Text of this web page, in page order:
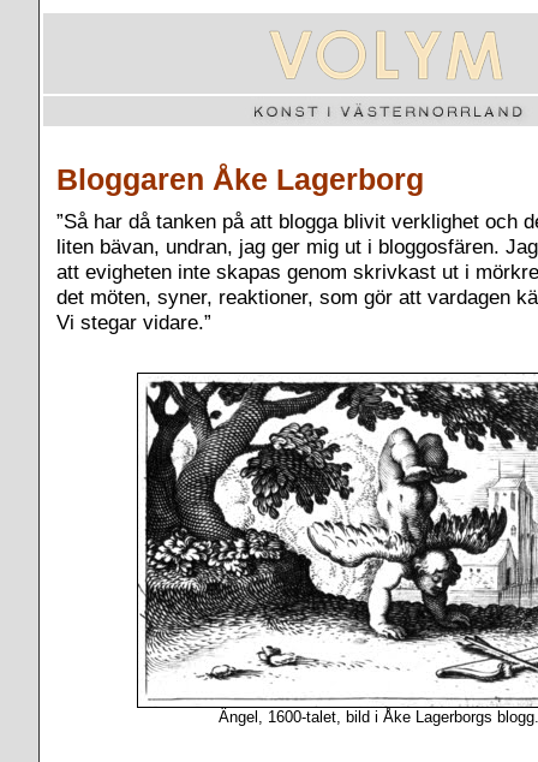
Bloggaren Åke Lagerborg
”Så har då tanken på att blogga blivit verklighet och
liten bävan, undran, jag ger mig ut i bloggosfären.
att evigheten inte skapas genom skrivkast ut i
det möten, syner, reaktioner, som gör att vardagen
Vi stegar vidare.”
Ängel, 1600-talet, bild i Åke Lagerborgs blogg.